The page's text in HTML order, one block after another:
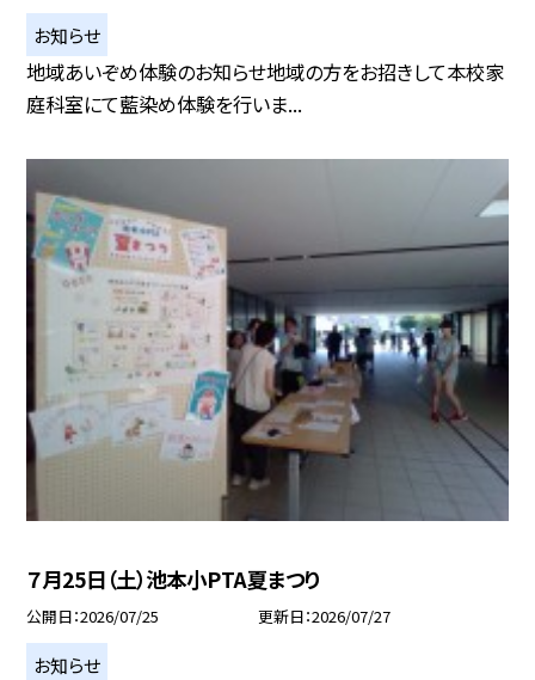
お知らせ
地域あいぞめ体験のお知らせ地域の方をお招きして本校家
庭科室にて藍染め体験を行いま...
７月25日（土）池本小PTA夏まつり
公開日 2026/07/25 更新日 2026/07/27
お知らせ